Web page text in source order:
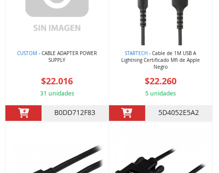
CUSTOM - CABLE ADAPTER POWER
SUPPLY
$22.016
31 unidades
B0DD712F83
STARTECH - Cable de 1M USB A
Lightning Certificado Mfi de Apple
Negro
$22.260
5 unidades
5D4052E5A2